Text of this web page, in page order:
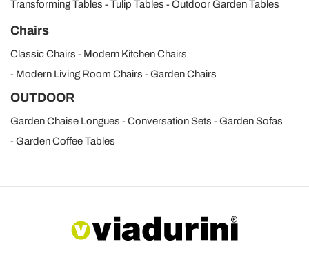
Transforming Tables
Tulip Tables Outdoor Garden Tables
Chairs
Classic Chairs
Modern Kitchen Chairs
Modern Living Room Chairs
Garden Chairs
OUTDOOR
Garden Chaise Longues Conversation Sets
Garden Sofas
Garden Coffee Tables